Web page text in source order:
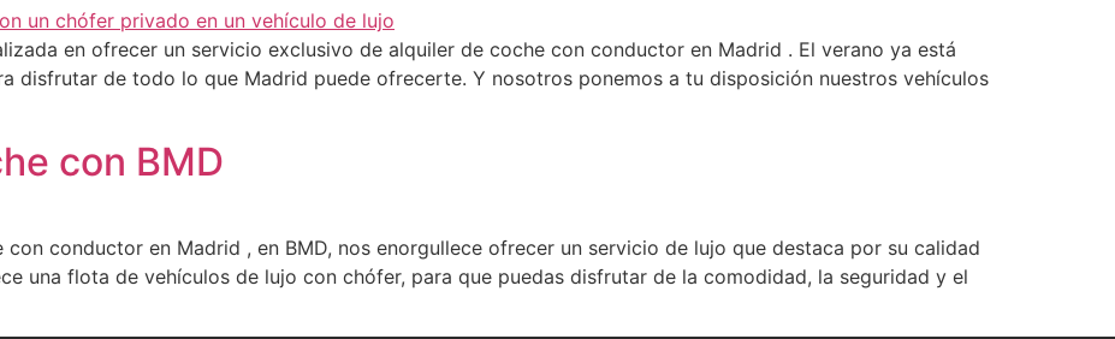
en ofrecer un servicio exclusivo de alquiler de coche con conductor en Madrid . El verano ya está
disfrutar de todo lo que Madrid puede ofrecerte. Y nosotros ponemos a tu disposición nuestros vehículos
con BMD
conductor en Madrid , en BMD, nos enorgullece ofrecer un servicio de lujo que destaca por su calidad
una flota de vehículos de lujo con chófer, para que puedas disfrutar de la comodidad, la seguridad y el